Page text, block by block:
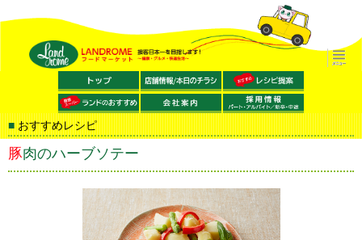
おすすめレシピ
豚肉のハーブソテー